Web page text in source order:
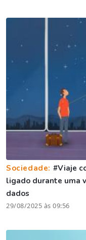
Sociedade: #Viaje
ligado durante uma
dados
29/08/2025 às 09:56